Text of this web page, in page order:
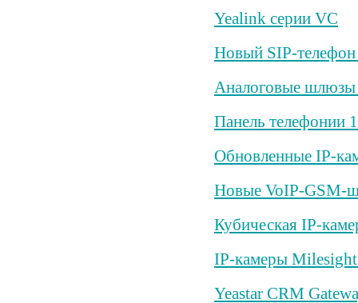
Yealink серии VC
Новый SIP-
Аналоговые шлюзы
Панель телефонии
Обновленные IP-
Новые VoIP-GSM-
Кубическая IP-
IP-камеры
Yeastar CRM